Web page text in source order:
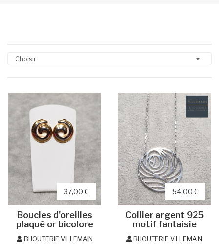
Choisir 
37,00 €
Boucles d'oreilles
plaqué or bicolore
BIJOUTERIE VILLEMAIN
54,00 €
Collier argent 925
motif fantaisie
BIJOUTERIE VILLEMAIN